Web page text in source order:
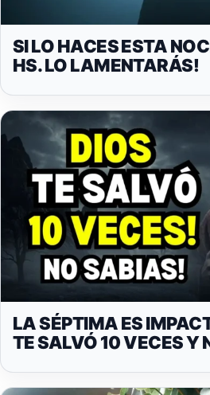
SI LO HACES ESTA
HS. LO LAMENTARÁS!
LA SÉPTIMA ES
TE SALVÓ 10 VECES Y